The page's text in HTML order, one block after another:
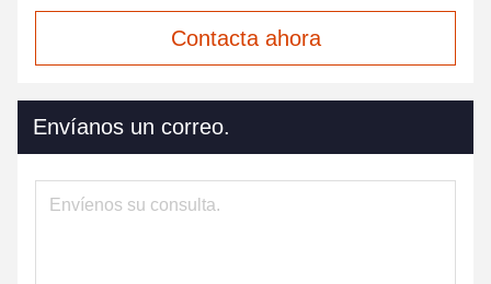
Contacta ahora
Envíanos un correo.